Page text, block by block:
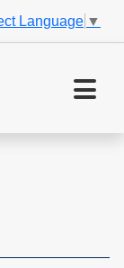
Language ▼